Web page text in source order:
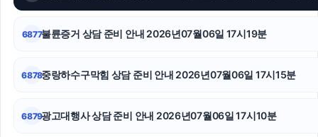
강남상간소송변호사
폰테크
6877불륜증거 상담 준비 안내 2026년07월06일 17시19분
6878중랑하수구막힘 상담 준비 안내 2026년07월06일 17시15분
6879광고대행사 상담 준비 안내 2026년07월06일 17시10분